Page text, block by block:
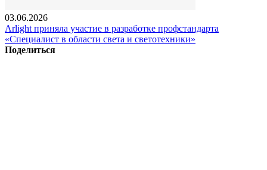
03.06.2026
Arlight приняла участие в разработке профстандарта
«Специалист в области света и светотехники»
Поделиться